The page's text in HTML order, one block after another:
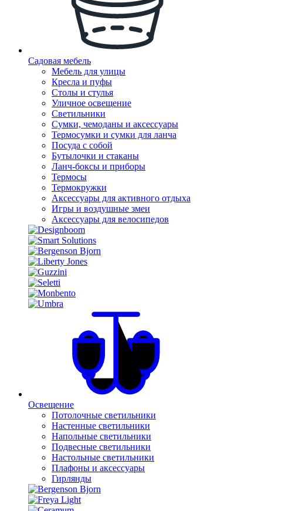
Садовая мебель
Мебель для улицы
Кресла и пуфы
Столы и стулья
Уличное освещение
Светильники
Сумки, чемоданы и аксессуары
Термосумки и сумки для ланча
Посуда с собой
Бутылочки и стаканы
Ланч-боксы и приборы
Термосы
Термокружки
Аксессуары для активного отдыха
Игры и воздушные змеи
Аксессуары для велосипедов
Освещение
Потолочные светильники
Настенные светильники
Напольные светильники
Подвесные светильники
Настольные светильники
Плафоны и аксессуары
Гирлянды